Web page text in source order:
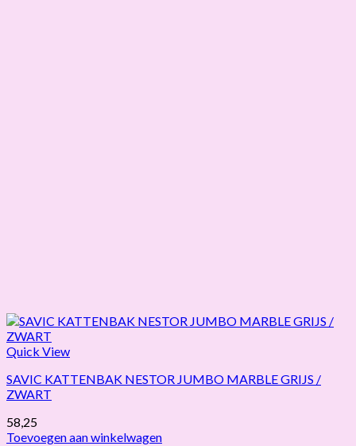
Quick View
SAVIC KATTENBAK NESTOR JUMBO MARBLE GRIJS /
ZWART
58,25
Toevoegen aan winkelwagen